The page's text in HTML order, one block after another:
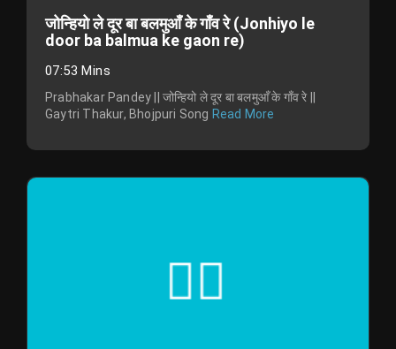
जोन्हियो ले दूर बा बलमुआँ के गाँव रे (Jonhiyo le
door ba balmua ke gaon re)
07:53 Mins
Prabhakar Pandey || जोन्हियो ले दूर बा बलमुआँ के गाँव रे ||
Gaytri Thakur, Bhojpuri Song Read More